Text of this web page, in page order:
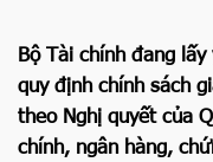
Bộ Tài chính đang
quy định chính sách
theo Nghị quyết của
chính, ngân hàng,